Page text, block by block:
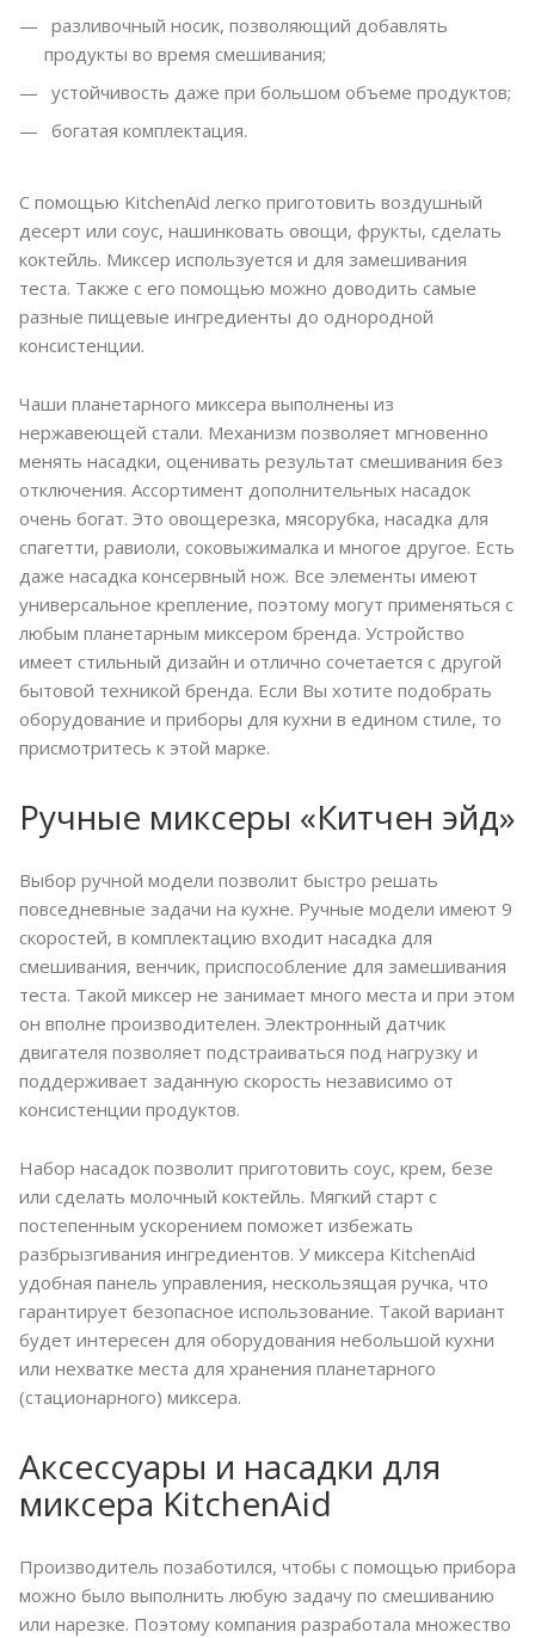
разливочный носик, позволяющий добавлять
продукты во время смешивания;
устойчивость даже при большом объеме продуктов;
богатая комплектация.
С помощью KitchenAid легко приготовить воздушный
десерт или соус, нашинковать овощи, фрукты, сделать
коктейль. Миксер используется и для замешивания
теста. Также с его помощью можно доводить самые
разные пищевые ингредиенты до однородной
консистенции.
Чаши планетарного миксера выполнены из
нержавеющей стали. Механизм позволяет мгновенно
менять насадки, оценивать результат смешивания без
отключения. Ассортимент дополнительных насадок
очень богат. Это овощерезка, мясорубка, насадка для
спагетти, равиоли, соковыжималка и многое другое. Есть
даже насадка консервный нож. Все элементы имеют
универсальное крепление, поэтому могут применяться с
любым планетарным миксером бренда. Устройство
имеет стильный дизайн и отлично сочетается с другой
бытовой техникой бренда. Если Вы хотите подобрать
оборудование и приборы для кухни в едином стиле, то
присмотритесь к этой марке.
Ручные миксеры «Китчен эйд»
Выбор ручной модели позволит быстро решать
повседневные задачи на кухне. Ручные модели имеют 9
скоростей, в комплектацию входит насадка для
смешивания, венчик, приспособление для замешивания
теста. Такой миксер не занимает много места и при этом
он вполне производителен. Электронный датчик
двигателя позволяет подстраиваться под нагрузку и
поддерживает заданную скорость независимо от
консистенции продуктов.
Набор насадок позволит приготовить соус, крем, безе
или сделать молочный коктейль. Мягкий старт с
постепенным ускорением поможет избежать
разбрызгивания ингредиентов. У миксера KitchenAid
удобная панель управления, нескользящая ручка, что
гарантирует безопасное использование. Такой вариант
будет интересен для оборудования небольшой кухни
или нехватке места для хранения планетарного
(стационарного) миксера.
Аксессуары и насадки для
миксера KitchenAid
Производитель позаботился, чтобы с помощью прибора
можно было выполнить любую задачу по смешиванию
или нарезке. Поэтому компания разработала множество